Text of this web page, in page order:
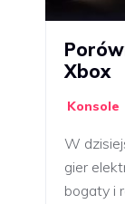
Xbox
Konsole
W
gier
bogaty i